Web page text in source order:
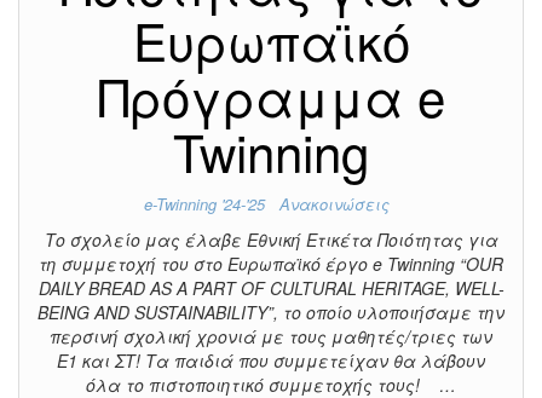
Ευρωπαϊκό
Πρόγραμμα e
Twinning
e-Twinning '24-'25 Ανακοινώσεις
Το σχολείο μας έλαβε Εθνική Ετικέτα Ποιότητας για
τη συμμετοχή του στο Ευρωπαϊκό έργο e Twinning “OUR
DAILY BREAD AS A PART OF CULTURAL HERITAGE, WELL-
BEING AND SUSTAINABILITY”, το οποίο υλοποιήσαμε την
περσινή σχολική χρονιά με τους μαθητές/τριες των
Ε1 και ΣΤ! Τα παιδιά που συμμετείχαν θα λάβουν
όλα το πιστοποιητικό συμμετοχής τους! …